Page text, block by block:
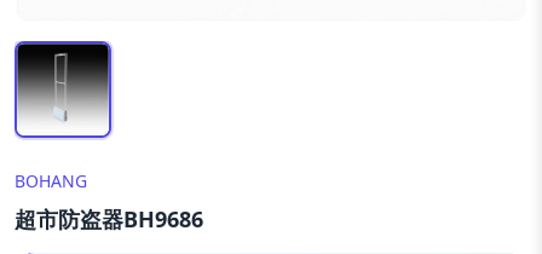
BOHANG
超市防盗器BH9686